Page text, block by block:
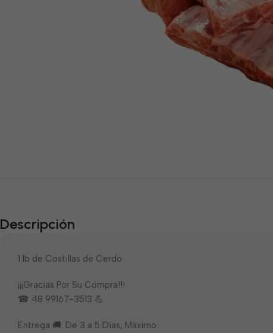
Descripción
1 lb de Costillas de Cerdo
¡¡¡Gracias Por Su Compra!!!
☎ 48 99167-3513 💪
Entrega 🚚: De 3 a 5 Días, Máximo.